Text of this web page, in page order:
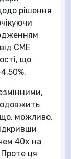
рішення
CME
що
можливо,
40x на
Проте ця